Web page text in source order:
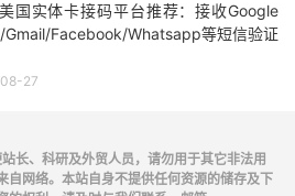
国实体卡接码平台推荐：接收Google
Gmail/Facebook/Whatsapp等短信验证
27
长、科研及外贸人员，请勿用于其它非法用
自网络。本站自身不提供任何资源的储存及下